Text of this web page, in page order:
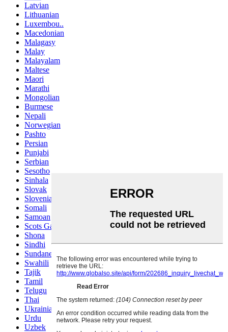
Latvian
Lithuanian
Luxembou..
Macedonian
Malagasy
Malay
Malayalam
Maltese
Maori
Marathi
Mongolian
Burmese
Nepali
Norwegian
Pashto
Persian
Punjabi
Serbian
Sesotho
Sinhala
Slovak
Slovenian
Somali
Samoan
Scots Gaelic
Shona
Sindhi
Sundanese
Swahili
Tajik
Tamil
Telugu
Thai
Ukrainian
Urdu
Uzbek